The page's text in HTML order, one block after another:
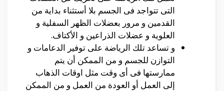
التى تتواجد فى الجسم بلا أستثناء بداية من
القدمين و مرور بعضلات الظهر السفلية و
العلوية و عضلات الذراعين و الأكتاف.
و تساعد تلك الرياضة على توفير الدعامات و
التوازن للجسم و من الممكن أن يتم
ممارستها فى أى وقت مثل اوقات الذهاب
إلى العمل أو العودة من العمل و من الممكن